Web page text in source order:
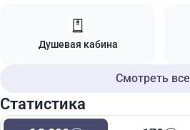
Душевая кабина
Смотреть все
Статистика